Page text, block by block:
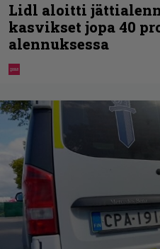
Lidl aloitti
kasvikset jopa 40
alennuksessa